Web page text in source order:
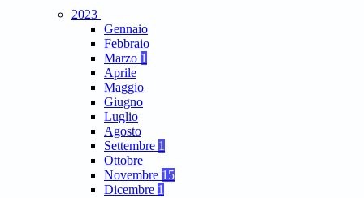
2023
Gennaio
Febbraio
Marzo 1
Aprile
Maggio
Giugno
Luglio
Agosto
Settembre 1
Ottobre
Novembre 15
Dicembre 1